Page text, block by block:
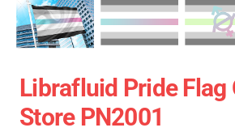
Librafluid Pride Flag
Store PN2001